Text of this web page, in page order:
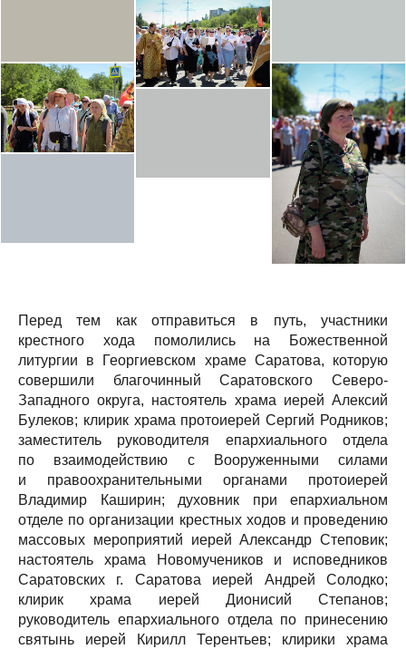
Перед тем как отправиться в путь, участники
крестного хода помолились на Божественной
литургии в Георгиевском храме Саратова, которую
совершили благочинный Саратовского Северо-
Западного округа, настоятель храма иерей Алексий
Булеков; клирик храма протоиерей Сергий Родников;
заместитель руководителя епархиального отдела
по взаимодействию с Вооруженными силами
и правоохранительными органами протоиерей
Владимир Каширин; духовник при епархиальном
отделе по организации крестных ходов и проведению
массовых мероприятий иерей Александр Степовик;
настоятель храма Новомучеников и исповедников
Саратовских г. Саратова иерей Андрей Солодко;
клирик храма иерей Дионисий Степанов;
руководитель епархиального отдела по принесению
святынь иерей Кирилл Терентьев; клирики храма